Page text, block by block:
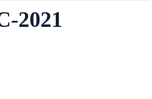
2021